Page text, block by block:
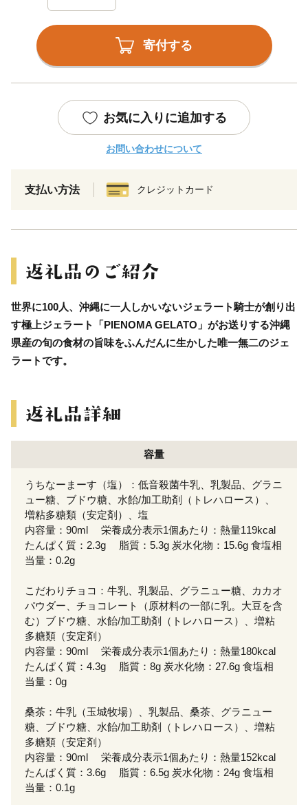
寄付する
お気に入りに追加する
お問い合わせについて
支払い方法 クレジットカード
世界に100人、沖縄に一人しかいないジェラート騎士が創り出
す極上ジェラート「PIENOMA GELATO」がお送りする沖縄
県産の旬の食材の旨味をふんだんに生かした唯一無二のジェ
ラートです。
容量
うちなーまーす（塩）：低音殺菌牛乳、乳製品、グラニ
ュー糖、ブドウ糖、水飴/加工助剤（トレハロース）、
増粘多糖類（安定剤）、塩
内容量：90ml 栄養成分表示1個あたり：熱量119kcal
たんぱく質：2.3g 脂質：5.3g 炭水化物：15.6g 食塩相
当量：0.2g
こだわりチョコ：牛乳、乳製品、グラニュー糖、カカオ
パウダー、チョコレート（原材料の一部に乳。大豆を含
む）ブドウ糖、水飴/加工助剤（トレハロース）、増粘
多糖類（安定剤）
内容量：90ml 栄養成分表示1個あたり：熱量180kcal
たんぱく質：4.3g 脂質：8g 炭水化物：27.6g 食塩相
当量：0g
桑茶：牛乳（玉城牧場）、乳製品、桑茶、グラニュー
糖、ブドウ糖、水飴/加工助剤（トレハロース）、増粘
多糖類（安定剤）
内容量：90ml 栄養成分表示1個あたり：熱量152kcal
たんぱく質：3.6g 脂質：6.5g 炭水化物：24g 食塩相
当量：0.1g